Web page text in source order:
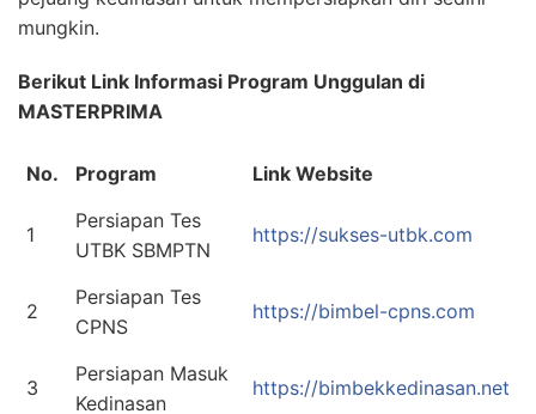
mungkin.
Berikut Link Informasi Program Unggulan di
MASTERPRIMA
No. Program Link Website
1
Persiapan Tes
UTBK SBMPTN
https://sukses-utbk.com
2
Persiapan Tes
CPNS
https://bimbel-cpns.com
3
Persiapan Masuk
Kedinasan
https://bimbekkedinasan.net